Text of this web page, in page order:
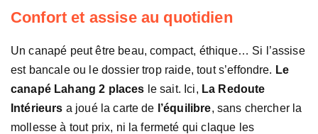
Confort et assise au quotidien
Un canapé peut être beau, compact, éthique… Si l’assise
est bancale ou le dossier trop raide, tout s’effondre. Le
canapé Lahang 2 places le sait. Ici, La Redoute
Intérieurs a joué la carte de l’équilibre, sans chercher la
mollesse à tout prix, ni la fermeté qui claque les